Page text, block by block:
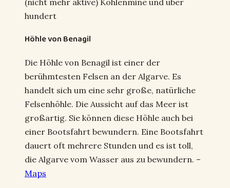
hundert
Höhle von Benagil
Die Höhle von Benagil ist einer der
berühmtesten Felsen an der Algarve. Es
handelt sich um eine sehr große, natürliche
Felsenhöhle. Die Aussicht auf das Meer ist
großartig. Sie können diese Höhle auch bei
einer Bootsfahrt bewundern. Eine Bootsfahrt
dauert oft mehrere Stunden und es ist toll,
die Algarve vom Wasser aus zu bewundern. –
Maps